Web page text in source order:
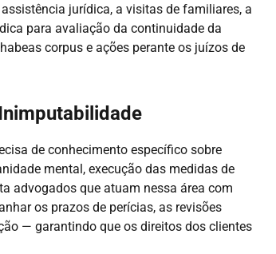
jurídica, a visitas de familiares, a
para avaliação da continuidade da
corpus e ações perante os juízos de
de conhecimento específico sobre
mental, execução das medidas de
advogados que atuam nessa área com
os prazos de perícias, as revisões
— garantindo que os direitos dos clientes